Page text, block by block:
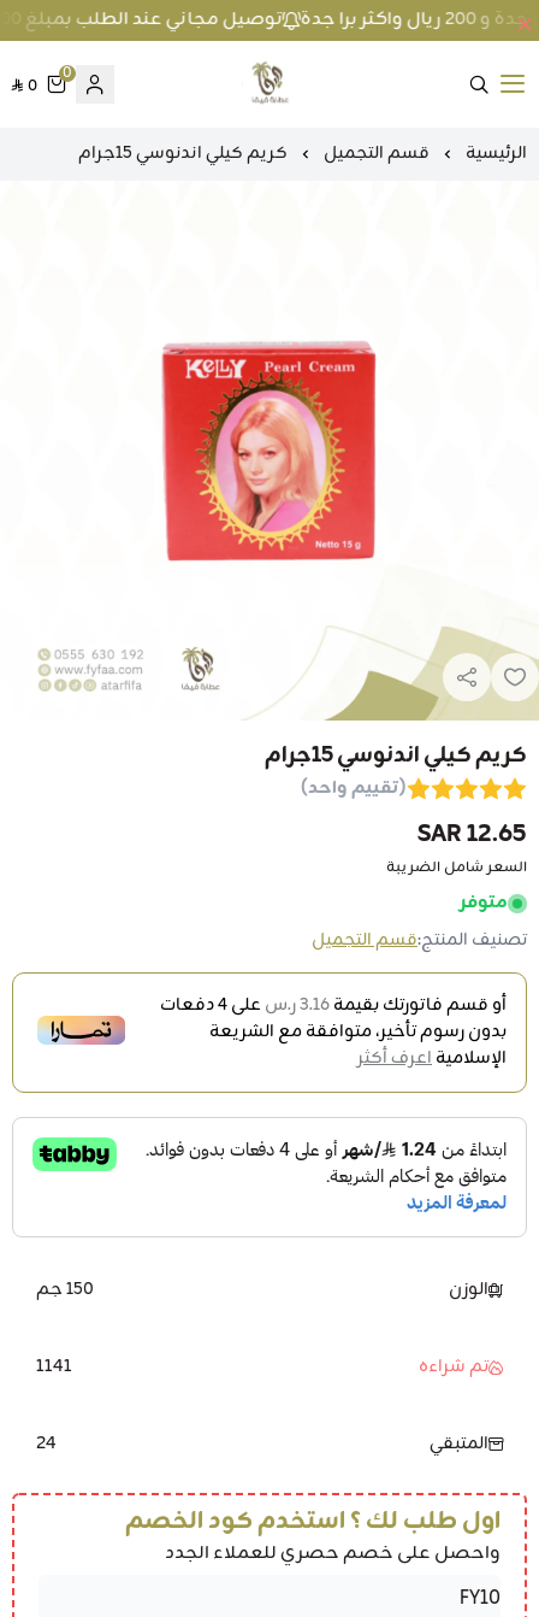
توصيل مجاني عند الطلب بمبلغ 100 ريال واكثر داخل جدة و 200 ريال واكثر برا جدة
متجر عطارة فيفا
0
0
الرئيسية قسم التجميل كريم كيلي اندنوسي 15جرام
كريم كيلي اندنوسي 15جرام
(تقييم واحد)
12.65 SAR
السعر شامل الضريبة
متوفر
تصنيف المنتج:قسم التجميل
أو قسم فاتورتك بقيمة3.16 ر.س على4دفعات
بدون رسوم تأخير، متوافقة مع الشريعة
الإسلاميةاعرف أكثر
الوزن 150 جم
تم شراءه 1141
المتبقي 24
اول طلب لك ؟ استخدم كود الخصم
واحصل على خصم حصري للعملاء الجدد